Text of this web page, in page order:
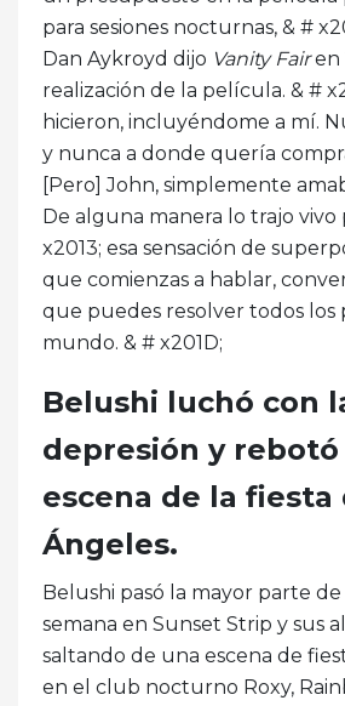
para sesiones nocturnas, & #
Dan Aykroyd dijo Vanity Fairen
realización de la película. & #
hicieron, incluyéndome a mí.
y nunca a donde quería
[Pero] John, simplemente
De alguna manera lo trajo vivo
x2013; esa sensación de
que comienzas a hablar,
que puedes resolver todos los
mundo. & # x201D;
Belushi luchó con
depresión y rebotó
escena de la fiesta
Ángeles.
Belushi pasó la mayor parte
semana en Sunset Strip y sus
saltando de una escena de
en el club nocturno Roxy,